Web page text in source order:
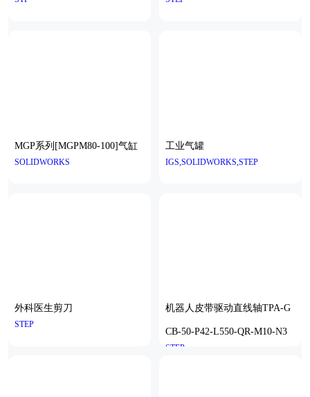
MGP系列[MGPM80-100]气缸
SOLIDWORKS
工业气罐
IGS,SOLIDWORKS,STEP
外科医生剪刀
STEP
机器人皮带驱动直线轴TPA-G
CB-50-P42-L550-QR-M10-N3
STEP